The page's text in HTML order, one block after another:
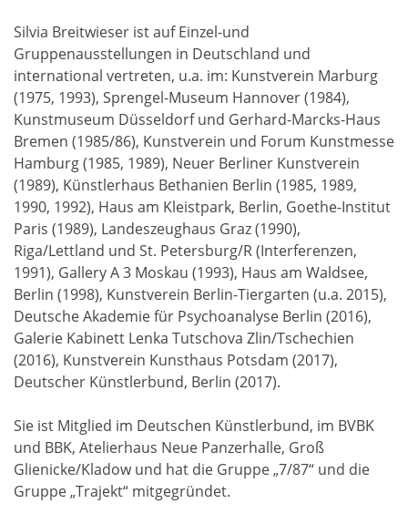
Silvia Breitwieser ist auf Einzel-und
Gruppenausstellungen in Deutschland und
international vertreten, u.a. im: Kunstverein Marburg
(1975, 1993), Sprengel-Museum Hannover (1984),
Kunstmuseum Düsseldorf und Gerhard-Marcks-Haus
Bremen (1985/86), Kunstverein und Forum Kunstmesse
Hamburg (1985, 1989), Neuer Berliner Kunstverein
(1989), Künstlerhaus Bethanien Berlin (1985, 1989,
1990, 1992), Haus am Kleistpark, Berlin, Goethe-Institut
Paris (1989), Landeszeughaus Graz (1990),
Riga/Lettland und St. Petersburg/R (Interferenzen,
1991), Gallery A 3 Moskau (1993), Haus am Waldsee,
Berlin (1998), Kunstverein Berlin-Tiergarten (u.a. 2015),
Deutsche Akademie für Psychoanalyse Berlin (2016),
Galerie Kabinett Lenka Tutschova Zlin/Tschechien
(2016), Kunstverein Kunsthaus Potsdam (2017),
Deutscher Künstlerbund, Berlin (2017).
Sie ist Mitglied im Deutschen Künstlerbund, im BVBK
und BBK, Atelierhaus Neue Panzerhalle, Groß
Glienicke/Kladow und hat die Gruppe „7/87“ und die
Gruppe „Trajekt“ mitgegründet.